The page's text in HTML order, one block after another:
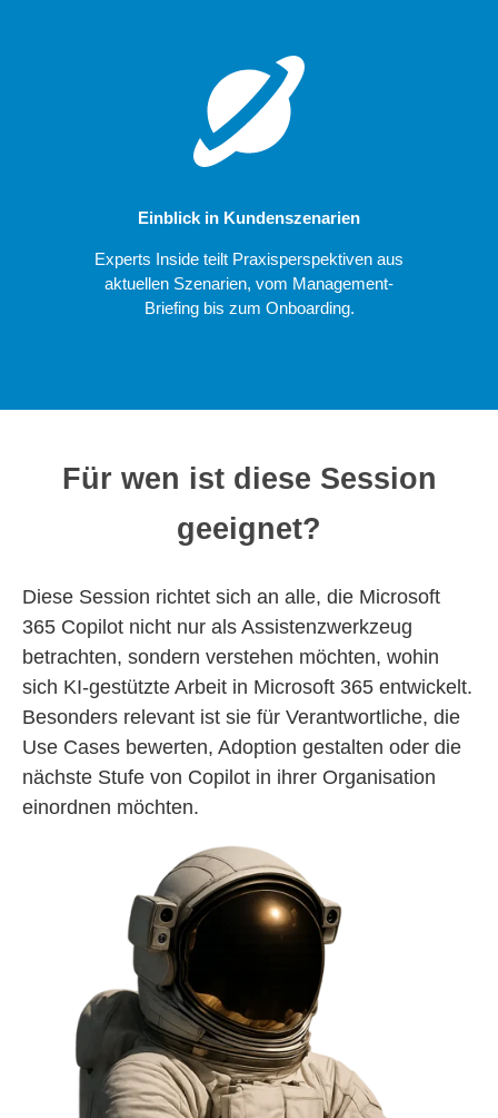
Einblick in Kundenszenarien
Experts Inside teilt Praxisperspektiven aus
aktuellen Szenarien, vom Management-
Briefing bis zum Onboarding.
Für wen ist diese Session
geeignet?
Diese Session richtet sich an alle, die Microsoft
365 Copilot nicht nur als Assistenzwerkzeug
betrachten, sondern verstehen möchten, wohin
sich KI-gestützte Arbeit in Microsoft 365 entwickelt.
Besonders relevant ist sie für Verantwortliche, die
Use Cases bewerten, Adoption gestalten oder die
nächste Stufe von Copilot in ihrer Organisation
einordnen möchten.